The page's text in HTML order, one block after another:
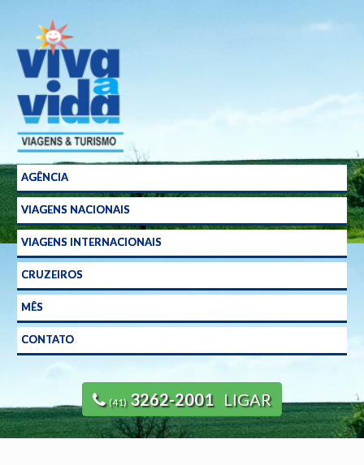
AGÊNCIA
VIAGENS NACIONAIS
VIAGENS INTERNACIONAIS
CRUZEIROS
MÊS
CONTATO
(41) 3262-2001 LIGAR